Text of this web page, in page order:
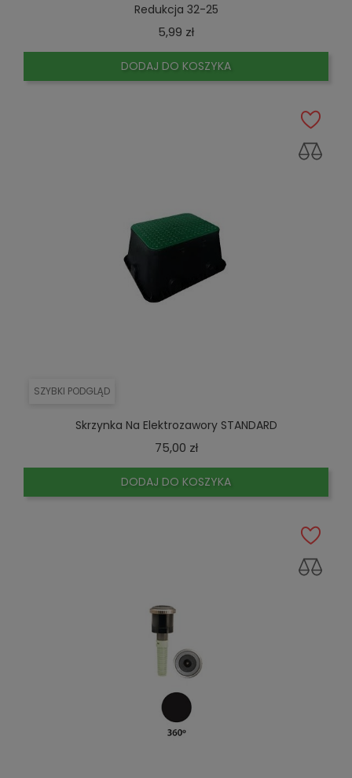
Redukcja 32-25
5,99 złCena
DODAJ DO KOSZYKA
SZYBKI PODGLĄD
Skrzynka Na Elektrozawory STANDARD
75,00 złCena
DODAJ DO KOSZYKA